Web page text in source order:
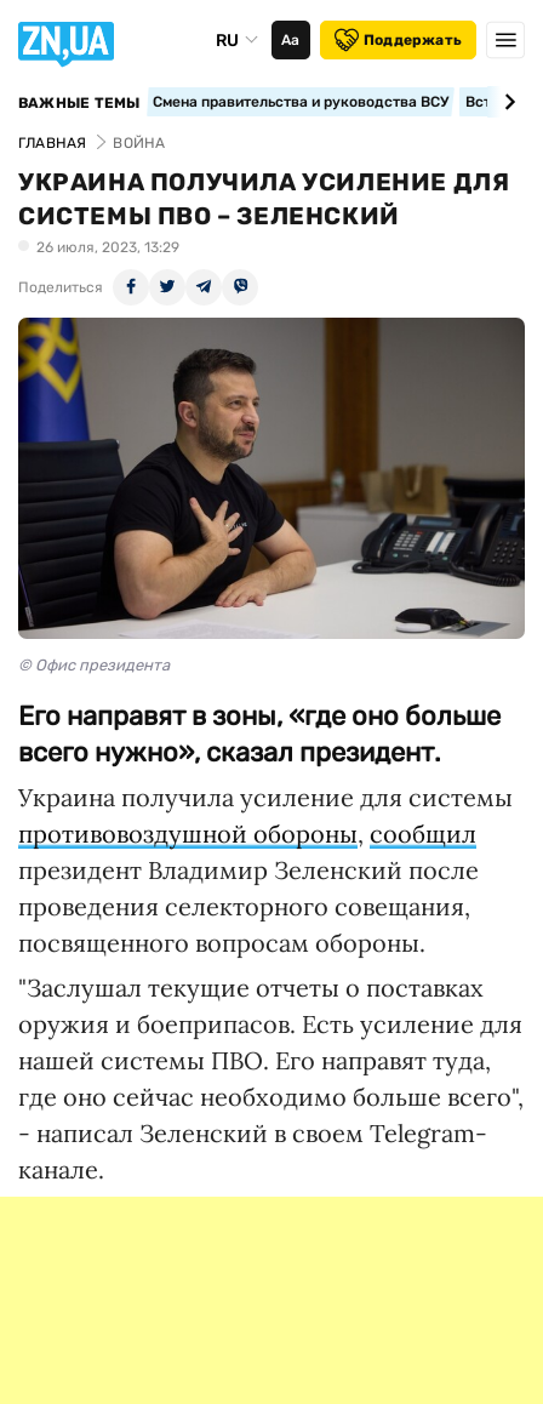
RU Аа Поддержать
ВАЖНЫЕ ТЕМЫ Смена правительства и руководства ВСУ
ГЛАВНАЯ ВОЙНА
УКРАИНА ПОЛУЧИЛА УСИЛЕНИЕ ДЛЯ
СИСТЕМЫ ПВО – ЗЕЛЕНСКИЙ
26 июля, 2023, 13:29
Поделиться
© Офис президента
Его направят в зоны, «где оно больше
всего нужно», сказал президент.
Украина получила усиление для системы
противовоздушной обороны, сообщил
президент Владимир Зеленский после
проведения селекторного совещания,
посвященного вопросам обороны.
"Заслушал текущие отчеты о поставках
оружия и боеприпасов. Есть усиление для
нашей системы ПВО. Его направят туда,
где оно сейчас необходимо больше всего",
- написал Зеленский в своем Telegram-
канале.